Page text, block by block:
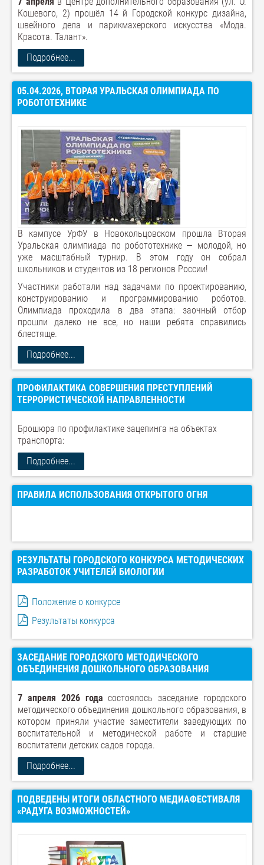
Кошевого, 2) прошёл 14 й Городской конкурс дизайна,
швейного дела и парикмахерского искусства «Мода.
Красота. Талант».
Подробнее...
05.04.2026, ВТОРАЯ УРАЛЬСКАЯ ОЛИМПИАДА ПО
РОБОТОТЕХНИКЕ
В кампусе УрФУ в Новокольцовском прошла Вторая
Уральская олимпиада по робототехнике — молодой, но
уже масштабный турнир. В этом году он собрал
школьников и студентов из 18 регионов России!
Участники работали над задачами по проектированию,
конструированию и программированию роботов.
Олимпиада проходила в два этапа: заочный отбор
прошли далеко не все, но наши ребята справились
блестяще.
Подробнее...
ПРОФИЛАКТИКА СОВЕРШЕНИЯ ПРЕСТУПЛЕНИЙ
ТЕРРОРИСТИЧЕСКОЙ НАПРАВЛЕННОСТИ
Брошюра по профилактике зацепинга на объектах
транспорта:
Подробнее...
ПРАВИЛА ИСПОЛЬЗОВАНИЯ ОТКРЫТОГО ОГНЯ
РЕЗУЛЬТАТЫ ГОРОДСКОГО КОНКУРСА МЕТОДИЧЕСКИХ
РАЗРАБОТОК УЧИТЕЛЕЙ БИОЛОГИИ
Положение о конкурсе
Результаты конкурса
ЗАСЕДАНИЕ ГОРОДСКОГО МЕТОДИЧЕСКОГО
ОБЪЕДИНЕНИЯ ДОШКОЛЬНОГО ОБРАЗОВАНИЯ
7 апреля 2026 года состоялось заседание городского
методического объединения дошкольного образования, в
котором приняли участие заместители заведующих по
воспитательной и методической работе и старшие
воспитатели детских садов города.
Подробнее...
ПОДВЕДЕНЫ ИТОГИ ОБЛАСТНОГО МЕДИАФЕСТИВАЛЯ
«РАДУГА ВОЗМОЖНОСТЕЙ»